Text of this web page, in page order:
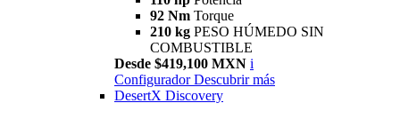
92 Nm Torque
210 kg PESO HÚMEDO SIN
COMBUSTIBLE
Desde $419,100 MXN i
Configurador Descubrir más
DesertX Discovery